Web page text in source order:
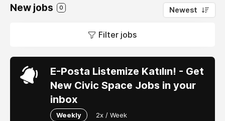
New jobs 0 Newest
Filter jobs
E-Posta Listemize Katılın! - Get
New Civic Space Jobs in your
inbox
Weekly 2x / Week